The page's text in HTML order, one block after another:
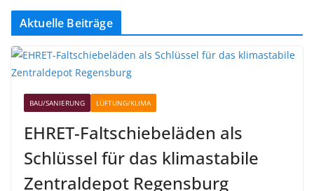
Aktuelle Beiträge
BAU/SANIERUNG LÜFTUNG/KLIMA
EHRET-Faltschiebeläden als
Schlüssel für das klimastabile
Zentraldepot Regensburg